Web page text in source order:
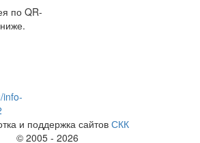
по QR-
info-
и поддержка сайтов СКК
© 2005 - 2026